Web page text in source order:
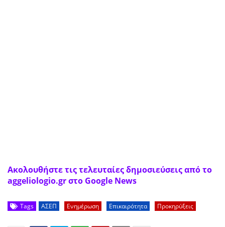
Ακολουθήστε τις τελευταίες δημοσιεύσεις από το
aggeliologio.gr στο Google News
Tags ΑΣΕΠ Ενημέρωση Επικαιρότητα Προκηρύξεις